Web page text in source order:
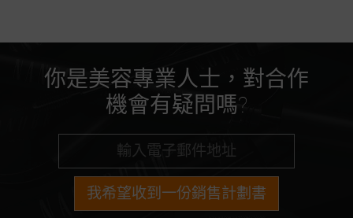
你是美容專業人士，對合作
機會有疑問嗎?
我希望收到一份銷售計劃書